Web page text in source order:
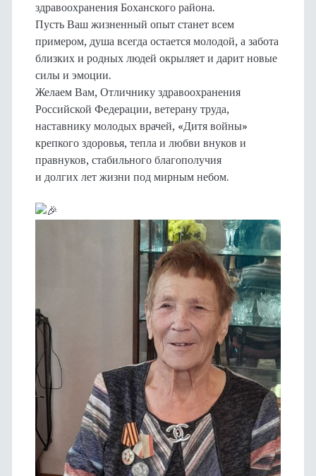
здравоохранения Боханского района.
Пусть Ваш жизненный опыт станет всем
примером, душа всегда остается молодой, а забота
близких и родных людей окрыляет и дарит новые
силы и эмоции.
Желаем Вам, Отличнику здравоохранения
Российской Федерации, ветерану труда,
наставнику молодых врачей, «Дитя войны»
крепкого здоровья, тепла и любви внуков и
правнуков, стабильного благополучия
и долгих лет жизни под мирным небом.